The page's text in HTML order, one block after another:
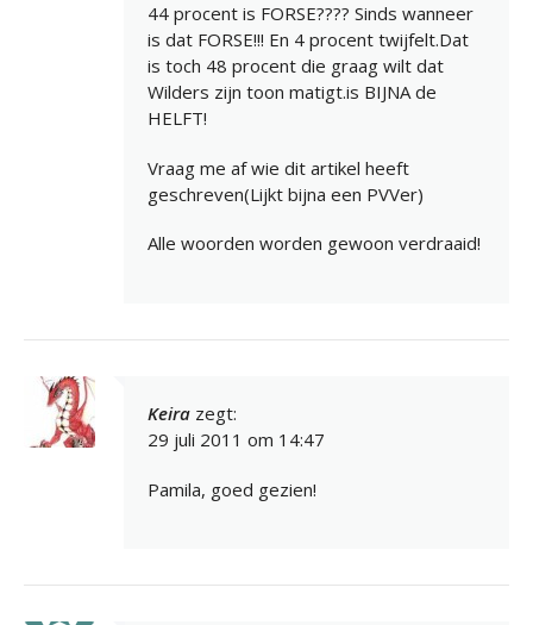
44 procent is FORSE???? Sinds wanneer
is dat FORSE!!! En 4 procent twijfelt.Dat
is toch 48 procent die graag wilt dat
Wilders zijn toon matigt.is BIJNA de
HELFT!
Vraag me af wie dit artikel heeft
geschreven(Lijkt bijna een PVVer)
Alle woorden worden gewoon verdraaid!
Keira zegt:
29 juli 2011 om 14:47
Pamila, goed gezien!